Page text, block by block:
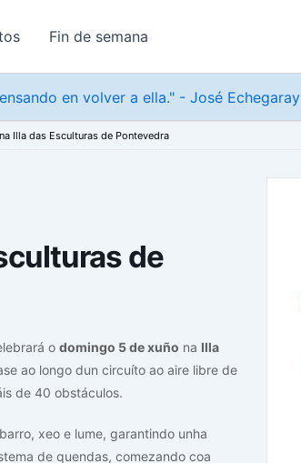
Fin de semana
en volver a ella." - José Echegaray
Illa das Esculturas de Pontevedra
de
o domingo 5 de xuño na Illa
ao longo dun circuíto ao aire libre de
de 40 obstáculos.
xeo e lume, garantindo unha
de quendas, comezando coa